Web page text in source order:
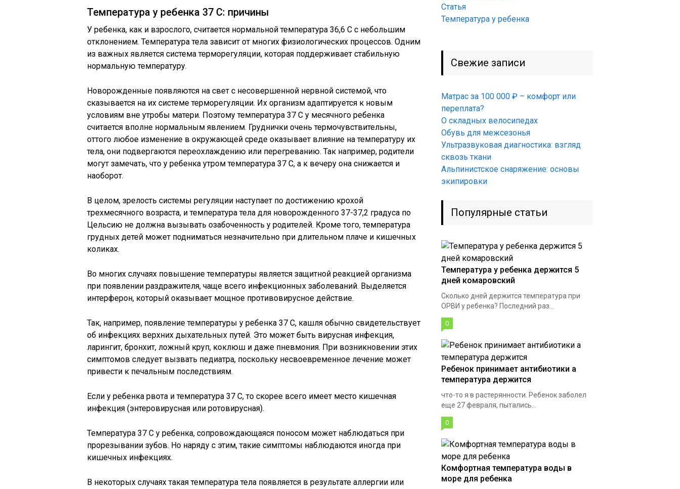
Температура у ребенка 37 С: причины
У ребенка, как и взрослого, считается нормальной температура 36,6 С с небольшим
отклонением. Температура тела зависит от многих физиологических процессов. Одним
из важных является система терморегуляции, которая поддерживает стабильную
нормальную температуру.
Новорожденные появляются на свет с несовершенной нервной системой, что
сказывается на их системе терморегуляции. Их организм адаптируется к новым
условиям вне утробы матери. Поэтому температура 37 С у месячного ребенка
считается вполне нормальным явлением. Груднички очень термочувствительны,
оттого любое изменение в окружающей среде оказывает влияние на температуру их
тела, они подвергаются переохлаждению или перегреванию. Так например, родители
могут замечать, что у ребенка утром температура 37 С, а к вечеру она снижается и
наоборот.
В целом, зрелость системы регуляции наступает по достижению крохой
трехмесячного возраста, и температура тела для новорожденного 37-37,2 градуса по
Цельсию не должна вызывать озабоченность у родителей. Кроме того, температура
грудных детей может подниматься незначительно при длительном плаче и кишечных
коликах.
Во многих случаях повышение температуры является защитной реакцией организма
при появлении раздражителя, чаще всего инфекционных заболеваний. Выделяется
интерферон, который оказывает мощное противовирусное действие.
Так, например, появление температуры у ребенка 37 С, кашля обычно свидетельствует
об инфекциях верхних дыхательных путей. Это может быть вирусная инфекция,
ларингит, бронхит, ложный круп, коклюш и даже пневмония. При возникновении этих
симптомов следует вызвать педиатра, поскольку несвоевременное лечение может
привести к печальным последствиям.
Если у ребенка рвота и температура 37 С, то скорее всего имеет место кишечная
инфекция (энтеровирусная или ротовирусная).
Температура 37 С у ребенка, сопровождающаяся поносом может наблюдаться при
прорезывании зубов. Но наряду с этим, такие симптомы наблюдаются иногда при
кишечных инфекциях.
В некоторых случаях такая температура тела появляется в результате аллергии или
Статья
Температура у ребенка
Свежие записи
Матрас за 100 000 ₽ – комфорт или
переплата?
О складных велосипедах
Обувь для межсезонья
Ультразвуковая диагностика: взгляд
сквозь ткани
Альпинистское снаряжение: основы
экипировки
Популярные статьи
Температура у ребенка держится 5
дней комаровский
Сколько дней держится температура при
ОРВИ у ребенка? Последний раз...
0
Ребенок принимает антибиотики а
температура держится
что-то я в растерянности. Ребенок заболел
еще 27 февраля, пытались...
0
Комфортная температура воды в
море для ребенка